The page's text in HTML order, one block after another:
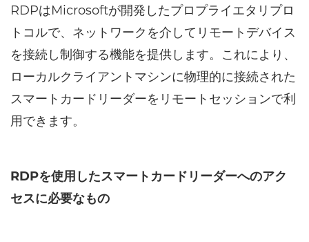
RDPはMicrosoftが開発したプロプライエタリプロ
トコルで、ネットワークを介してリモートデバイス
を接続し制御する機能を提供します。これにより、
ローカルクライアントマシンに物理的に接続された
スマートカードリーダーをリモートセッションで利
用できます。
RDPを使用したスマートカードリーダーへのアク
セスに必要なもの